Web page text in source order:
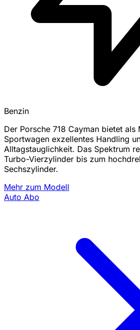
Benzin
Der Porsche 718 Cayman bietet als
Sportwagen exzellentes Handling
Alltagstauglichkeit. Das Spektrum
Turbo-Vierzylinder bis zum
Sechszylinder.
Mehr zum Modell
Auto Abo